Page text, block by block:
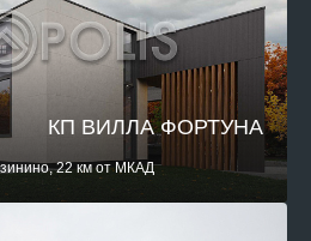
КП ВИЛЛА ФОРТУНА
22 км от МКАД